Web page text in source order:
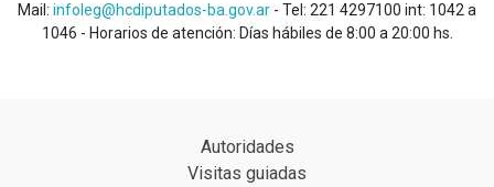
Mail: infoleg@hcdiputados-ba.gov.ar - Tel: 221 4297100 int: 1042 a
1046 - Horarios de atención: Días hábiles de 8:00 a 20:00 hs.
Autoridades
Visitas guiadas